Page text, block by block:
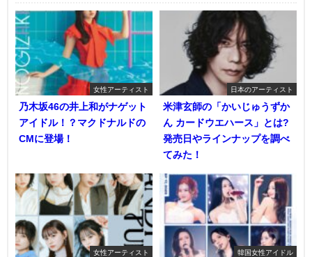
女性アーティスト
乃木坂46の井上和がナゲット
アイドル！？マクドナルドの
CMに登場！
日本のアーティスト
米津玄師の「かいじゅうずか
ん カードウエハース」とは?
発売日やラインナップを調べ
てみた！
女性アーティスト 韓国女性アイドル